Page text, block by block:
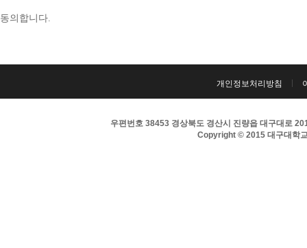
동의합니다.
개인정보처리방침
우편번호 38453 경상북도 경산시 진량읍 대구대로
Copyright © 2015 대구대학